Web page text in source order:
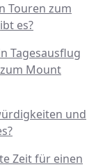
Touren zum
es?
Tagesausflug
Mount
und
Zeit für einen